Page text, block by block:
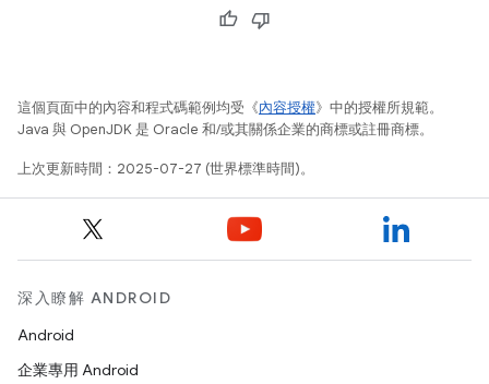
這個頁面中的內容和程式碼範例均受《內容授權》中的授權所規範。
Java 與 OpenJDK 是 Oracle 和/或其關係企業的商標或註冊商標。
上次更新時間：2025-07-27 (世界標準時間)。
深入瞭解 ANDROID
Android
企業專用 Android